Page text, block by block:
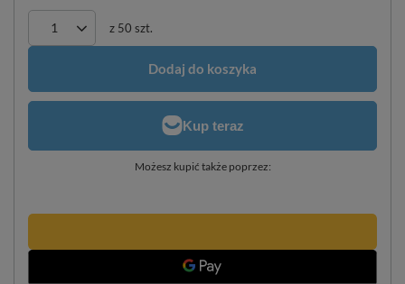
z 50 szt.
Dodaj do koszyka
Możesz kupić także poprzez: